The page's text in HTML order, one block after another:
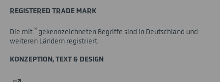
REGISTERED TRADE MARK
Die mit ® gekennzeichneten Begriffe sind in Deutschland und
weiteren Ländern registriert.
KONZEPTION, TEXT & DESIGN